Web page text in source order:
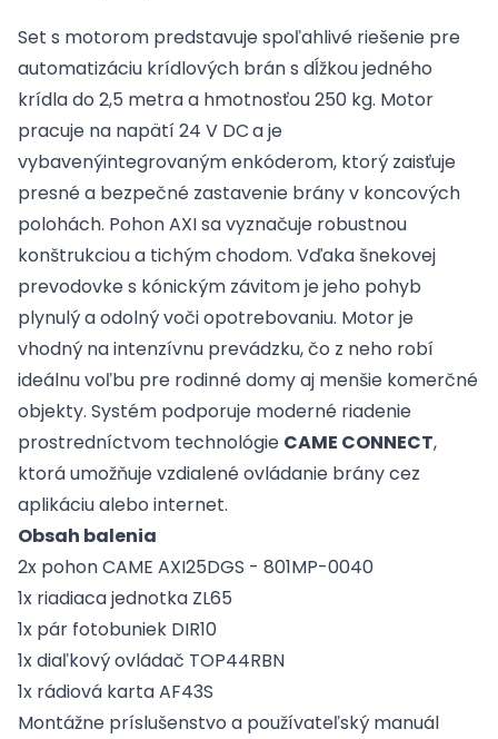
Set s motorom predstavuje spoľahlivé riešenie pre
automatizáciu krídlových brán s dĺžkou jedného
krídla do 2,5 metra a hmotnosťou 250 kg. Motor
pracuje na napätí 24 V DCa je
vybavenýintegrovaným enkóderom, ktorý zaisťuje
presné a bezpečné zastavenie brány v koncových
polohách. Pohon AXI sa vyznačuje robustnou
konštrukciou a tichým chodom. Vďaka šnekovej
prevodovke s kónickým závitom je jeho pohyb
plynulý a odolný voči opotrebovaniu. Motor je
vhodný na intenzívnu prevádzku, čo z neho robí
ideálnu voľbu pre rodinné domy aj menšie komerčné
objekty. Systém podporuje moderné riadenie
prostredníctvom technológie CAME CONNECT,
ktorá umožňuje vzdialené ovládanie brány cez
aplikáciu alebo internet.
Obsah balenia
2x pohon CAME AXI25DGS - 801MP-0040
1x riadiaca jednotka ZL65
1x pár fotobuniek DIR10
1x diaľkový ovládač TOP44RBN
1x rádiová karta AF43S
Montážne príslušenstvo a používateľský manuál